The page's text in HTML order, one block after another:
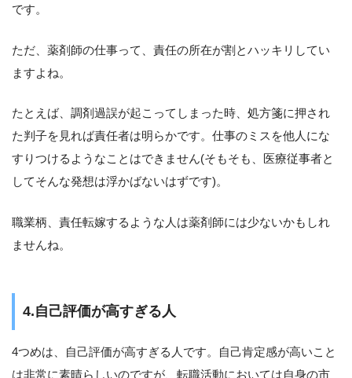
です。
ただ、薬剤師の仕事って、責任の所在が割とハッキリしてい
ますよね。
たとえば、調剤過誤が起こってしまった時、処方箋に押され
た判子を見れば責任者は明らかです。仕事のミスを他人にな
すりつけるようなことはできません(そもそも、医療従事者と
してそんな発想は浮かばないはずです)。
職業柄、責任転嫁するような人は薬剤師には少ないかもしれ
ませんね。
4.自己評価が高すぎる人
4つめは、自己評価が高すぎる人です。自己肯定感が高いこと
は非常に素晴らしいのですが、転職活動においては自身の市